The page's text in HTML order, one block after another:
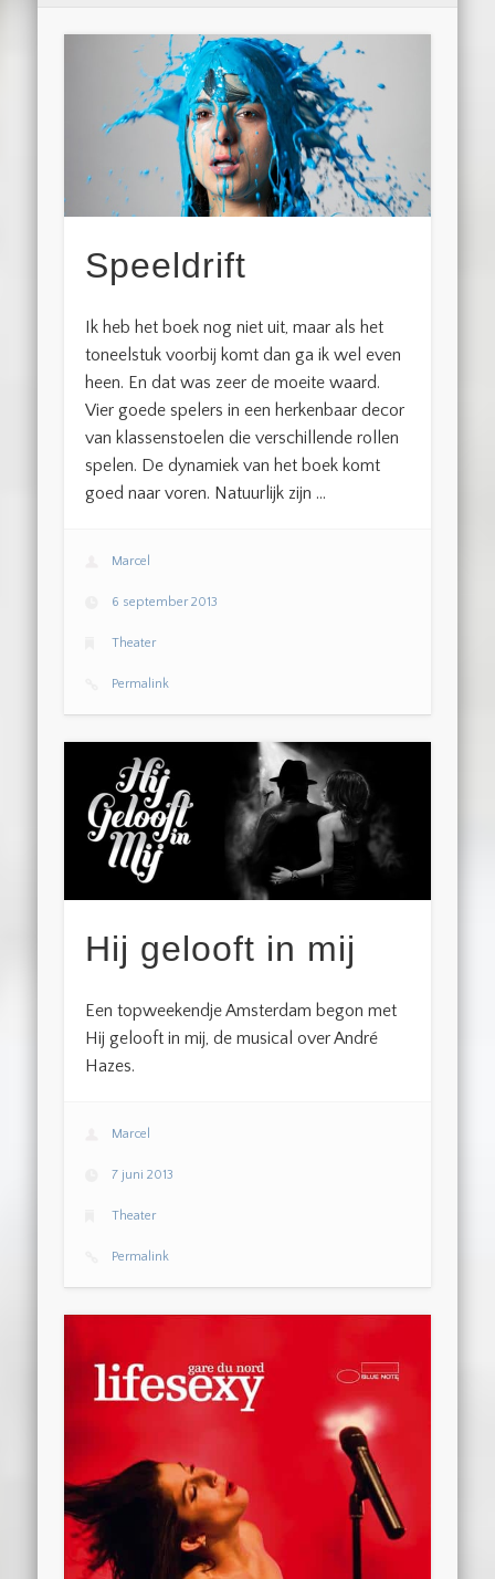
Speeldrift
Ik heb het boek nog niet uit, maar als het
toneelstuk voorbij komt dan ga ik wel even
heen. En dat was zeer de moeite waard.
Vier goede spelers in een herkenbaar decor
van klassenstoelen die verschillende rollen
spelen. De dynamiek van het boek komt
goed naar voren. Natuurlijk zijn …
Marcel
6 september 2013
Theater
Permalink
Hij gelooft in mij
Een topweekendje Amsterdam begon met
Hij gelooft in mij, de musical over André
Hazes.
Marcel
7 juni 2013
Theater
Permalink